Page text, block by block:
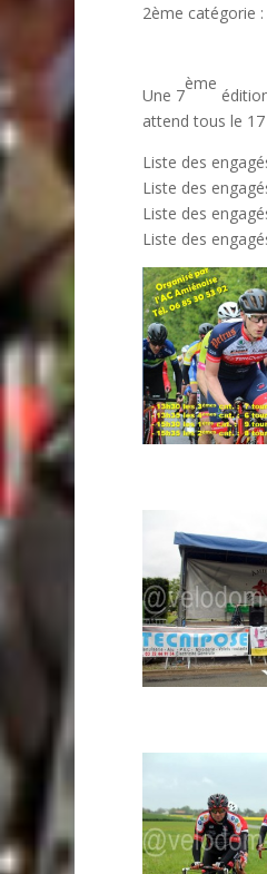
2ème catégorie
Une 7
ème
attend tous le
Liste des
Liste des
Liste des
Liste des